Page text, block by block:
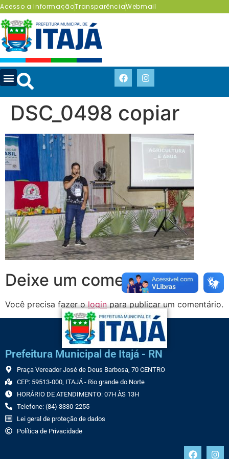
Acesso a InformaçãoTransparênciaWebmail
DSC_0498 copiar
Deixe um comentário
Você precisa fazer ologinpara publicar um comentário.
Prefeitura Municipal de Itajá - RN
Praça Vereador José de Deus Barbosa, 70 CENTRO
CEP: 59513-000, ITAJÁ - Rio grande do Norte
HORÁRIO DE ATENDIMENTO: 07H ÀS 13H
Telefone: (84) 3330-2255
Lei geral de proteção de dados
Política de Privacidade